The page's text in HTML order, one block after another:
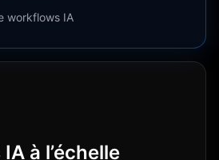
workflows IA
à l’échelle